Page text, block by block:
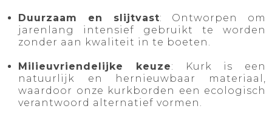
Duurzaam en slijtvast: Ontworpen om
jarenlang intensief gebruikt te worden
zonder aan kwaliteit in te boeten.
Milieuvriendelijke keuze: Kurk is een
natuurlijk en hernieuwbaar materiaal,
waardoor onze kurkborden een ecologisch
verantwoord alternatief vormen.